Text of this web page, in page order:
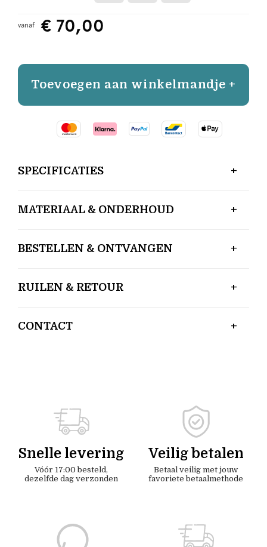
vanaf € 70,00
Toevoegen aan winkelmandje +
SPECIFICATIES
MATERIAAL & ONDERHOUD
BESTELLEN & ONTVANGEN
RUILEN & RETOUR
CONTACT
Snelle levering
Vóór 17:00 besteld,
dezelfde dag verzonden
Veilig betalen
Betaal veilig met jouw
favoriete betaalmethode